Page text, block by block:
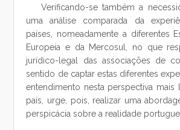
Verificando-se também a
uma análise comparada da
países, nomeadamente a diferentes
Europeia e da Mercosul, no que
jurídico-legal das associações de
sentido de captar estas diferentes
entendimento nesta perspectiva
país, urge, pois, realizar uma
perspicácia sobre a realidade